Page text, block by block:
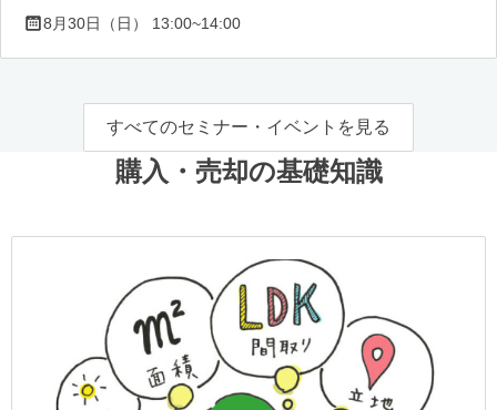
8月30日（日） 13:00~14:00
すべてのセミナー・イベントを見る
購入・売却の基礎知識